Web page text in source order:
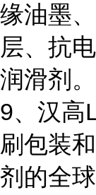
缘油墨
层、抗
润滑剂。
9、汉高
刷包装
剂的全